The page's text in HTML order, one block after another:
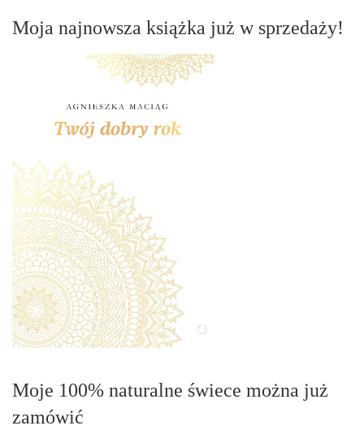
Moja najnowsza książka już w sprzedaży!
Moje 100% naturalne świece można już
zamówić